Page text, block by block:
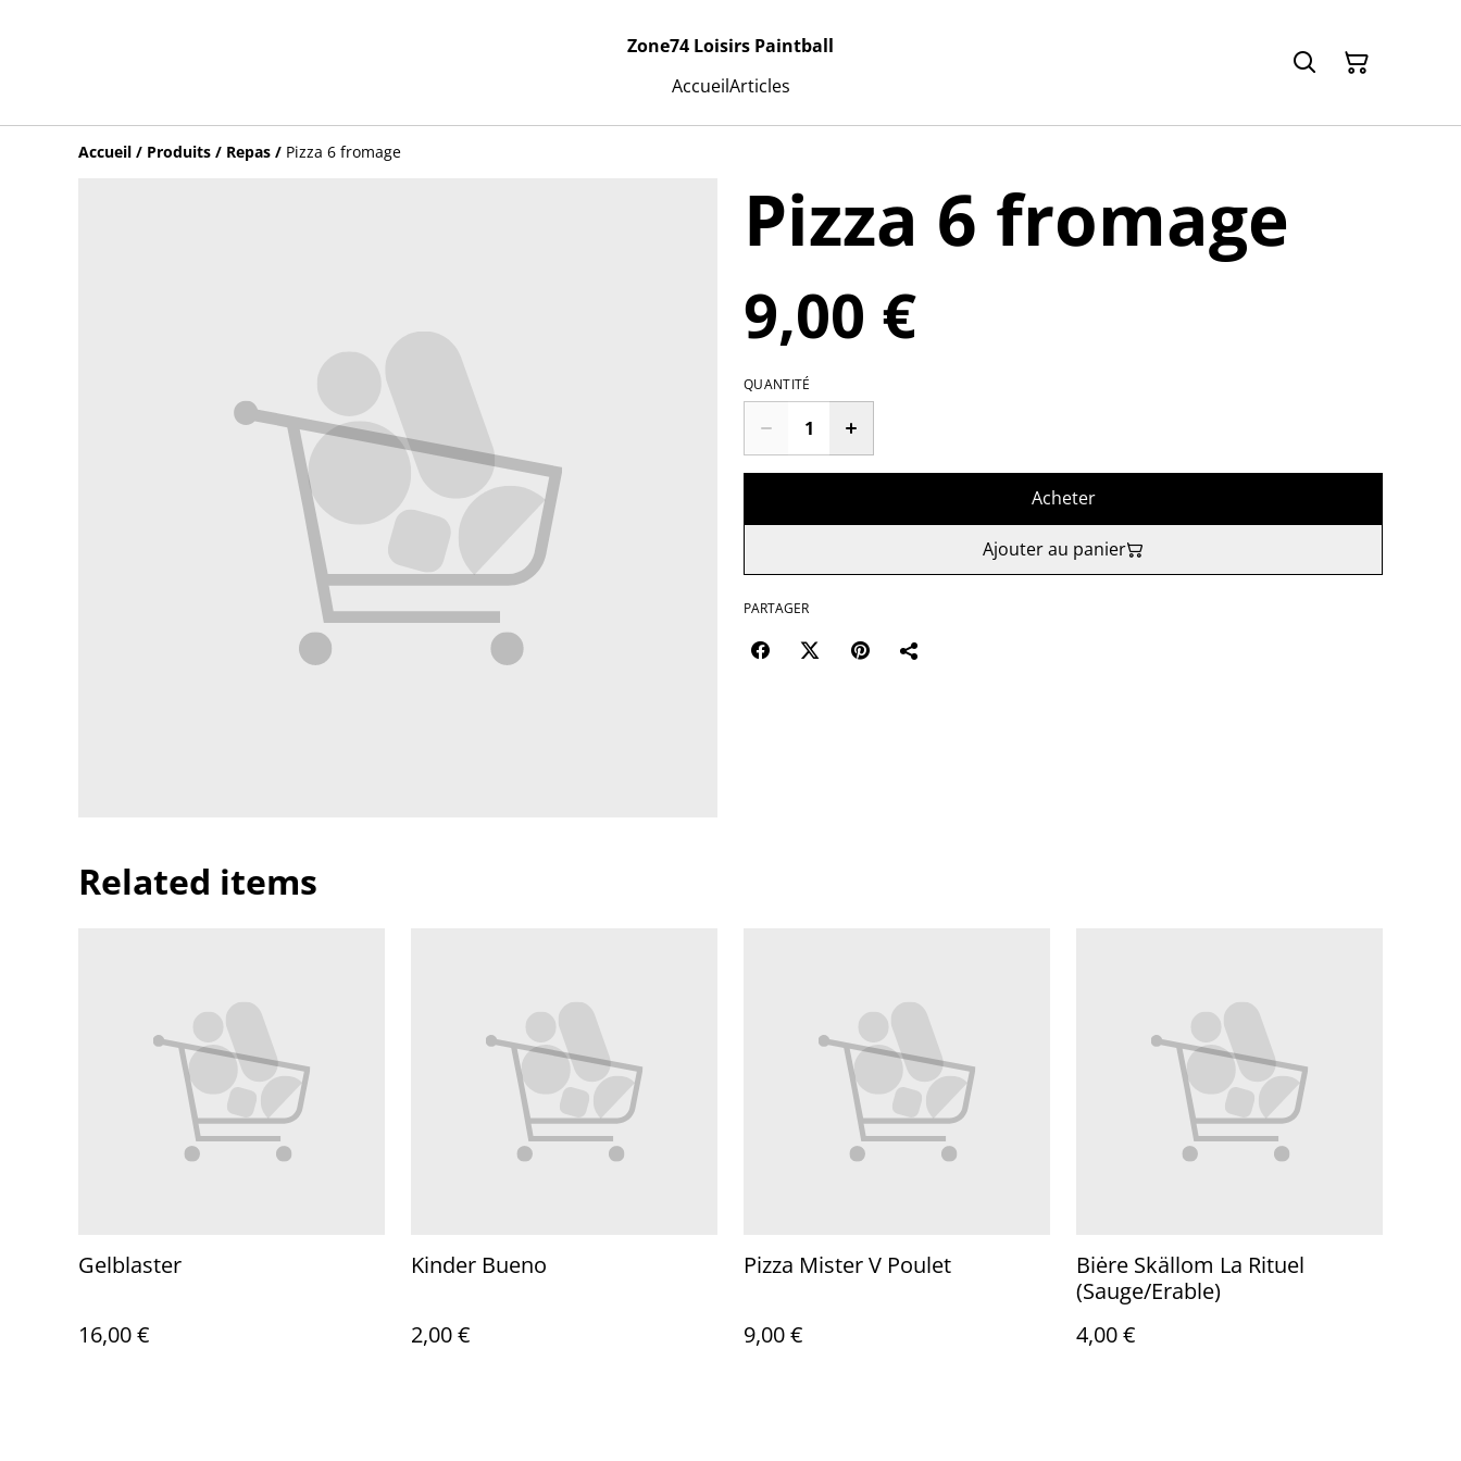
Zone74 Loisirs Paintball
AccueilArticles
Accueil / Produits / Repas / Pizza 6 fromage
Pizza 6 fromage
9,00 €
QUANTITÉ
Acheter
Ajouter au panier
PARTAGER
Related items
Gelblaster
16,00 €
Kinder Bueno
2,00 €
Pizza Mister V Poulet
9,00 €
Biėre Skällom La Rituel
(Sauge/Erable)
4,00 €